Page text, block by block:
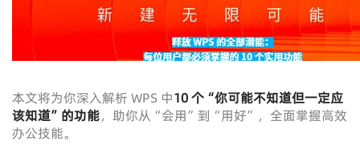
本文将为你深入解析 WPS 中10 个“你可能不知道但一定应
该知道”的功能，助你从“会用”到“用好”，全面掌握高效
办公技能。